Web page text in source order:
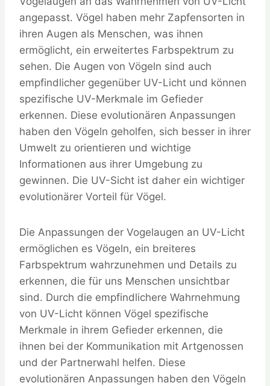
angepasst. Vögel haben mehr Zapfensorten in
ihren Augen als Menschen, was ihnen
ermöglicht, ein erweitertes Farbspektrum zu
sehen. Die Augen von Vögeln sind auch
empfindlicher gegenüber UV-Licht und können
spezifische UV-Merkmale im Gefieder
erkennen. Diese evolutionären Anpassungen
haben den Vögeln geholfen, sich besser in ihrer
Umwelt zu orientieren und wichtige
Informationen aus ihrer Umgebung zu
gewinnen. Die UV-Sicht ist daher ein wichtiger
evolutionärer Vorteil für Vögel.
Die Anpassungen der Vogelaugen an UV-Licht
ermöglichen es Vögeln, ein breiteres
Farbspektrum wahrzunehmen und Details zu
erkennen, die für uns Menschen unsichtbar
sind. Durch die empfindlichere Wahrnehmung
von UV-Licht können Vögel spezifische
Merkmale in ihrem Gefieder erkennen, die
ihnen bei der Kommunikation mit Artgenossen
und der Partnerwahl helfen. Diese
evolutionären Anpassungen haben den Vögeln